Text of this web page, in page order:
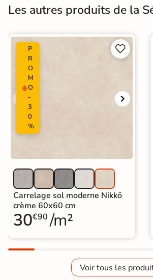
Les autres produits de la
P
R
O
M
O
-
3
0
%


Carrelage sol moderne Nikkō
crème 60x60 cm
30€90 /m²
Voir tous les